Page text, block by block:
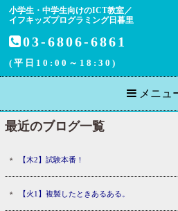
小学生・中学生向けのICT教室／
イフキッズプログラミング日暮里
03-6806-6861
(平日10:00～18:30)
メニュ
最近のブログ一覧
【木2】試験本番！
【火1】複製したときあるある。